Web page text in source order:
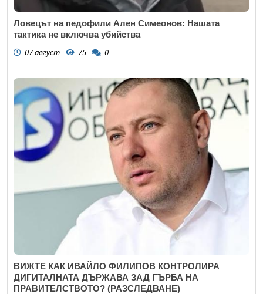
Ловецът на педофили Ален Симеонов: Нашата
тактика не включва убийства
07 август 75 0
ВИЖТЕ КАК ИВАЙЛО ФИЛИПОВ КОНТРОЛИРА
ДИГИТАЛНАТА ДЪРЖАВА ЗАД ГЪРБА НА
ПРАВИТЕЛСТВОТО? (РАЗСЛЕДВАНЕ)